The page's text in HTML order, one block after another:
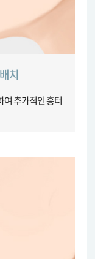
치
여 추가적인 흉터